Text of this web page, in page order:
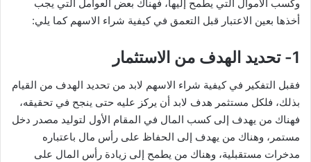
وكسب الأموال التي يطمح إليها، فهناك بعض العوامل التي يجب
أخذها بعين الاعتبار قبل التعمق في كيفية شراء الاسهم كما يلي:
1- تحديد الهدف من الاستثمار
فقبل التفكير في كيفية شراء الاسهم لابد من تحديد الهدف من القيام
بذلك، فلكل مستثمر هدف لابد أن يركز عليه حتى ينجح في تحقيقه،
فهناك من يهدف إلى كسب المال في المقام الأول لتوليد مصدر دخل
مستمر، وهناك من يهدف إلى الحفاظ على رأس مال باعتباره
مدخرات مستقبلية، وهناك من يطمح إلى زيادة رأس المال على